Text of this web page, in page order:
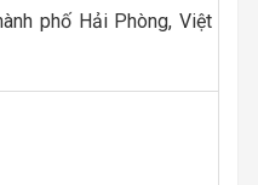
phố Hải Phòng, Việt